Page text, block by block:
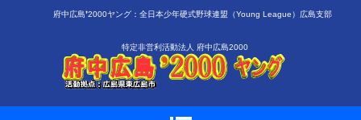
府中広島❜2000ヤング：全日本少年硬式野球連盟（Young League）広島支部
特定非営利活動法人 府中広島2000